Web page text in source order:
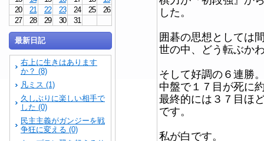
20
21 22 23 24 25
26
27
28 29 30 31
最新日記
右上に生きはあります
か？ (8)
凡ミス (1)
久しぶりに楽しい相手で
した (0)
民主主義がガンジーを戦
争狂に変える (0)
した。
囲碁の思想としては
世の中、どう転ぶか
そして好調の６連勝
中盤で１７目が死に
最終的には３７目ほ
です。
私が白です。